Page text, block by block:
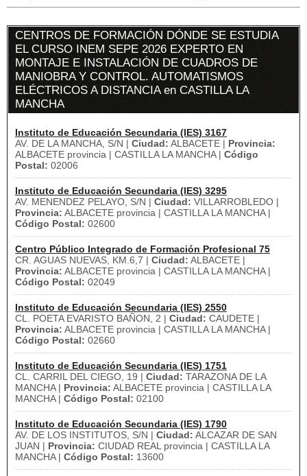
CENTROS DE FORMACIÓN DÓNDE SE ESTUDIA
EL CURSO INEM SEPE 2026 EXPERTO EN
MONTAJE E INSTALACIÓN DE CUADROS DE
MANIOBRA Y CONTROL. AUTOMATISMOS
ELÉCTRICOS A DISTANCIA en CASTILLA LA
MANCHA
Instituto de Educación Secundaria (IES) 3167
AV. DE LA MANCHA, S/N | Ciudad: ALBACETE | Provincia:
ALBACETE provincia | CASTILLA LA MANCHA | Código
Postal: 02006
Instituto de Educación Secundaria (IES) 3295
AV. MENENDEZ PELAYO, S/N | Ciudad: VILLARROBLEDO |
Provincia: ALBACETE provincia | CASTILLA LA MANCHA |
Código Postal: 02600
Centro Público Integrado de Formación Profesional 75
CR. AGUAS NUEVAS, KM.6,7 | Ciudad: ALBACETE |
Provincia: ALBACETE provincia | CASTILLA LA MANCHA |
Código Postal: 02049
Instituto de Educación Secundaria (IES) 2550
CL. POETA EVARISTO BAÑON, 2 | Ciudad: CAUDETE |
Provincia: ALBACETE provincia | CASTILLA LA MANCHA |
Código Postal: 02660
Instituto de Educación Secundaria (IES) 1751
CL. CARRIL DEL CIEGO, 19 | Ciudad: TARAZONA DE LA
MANCHA | Provincia: ALBACETE provincia | CASTILLA LA
MANCHA | Código Postal: 02100
Instituto de Educación Secundaria (IES) 1790
AV. DE LOS INSTITUTOS, S/N | Ciudad: ALCAZAR DE SAN
JUAN | Provincia: CIUDAD REAL provincia | CASTILLA LA
MANCHA | Código Postal: 13600